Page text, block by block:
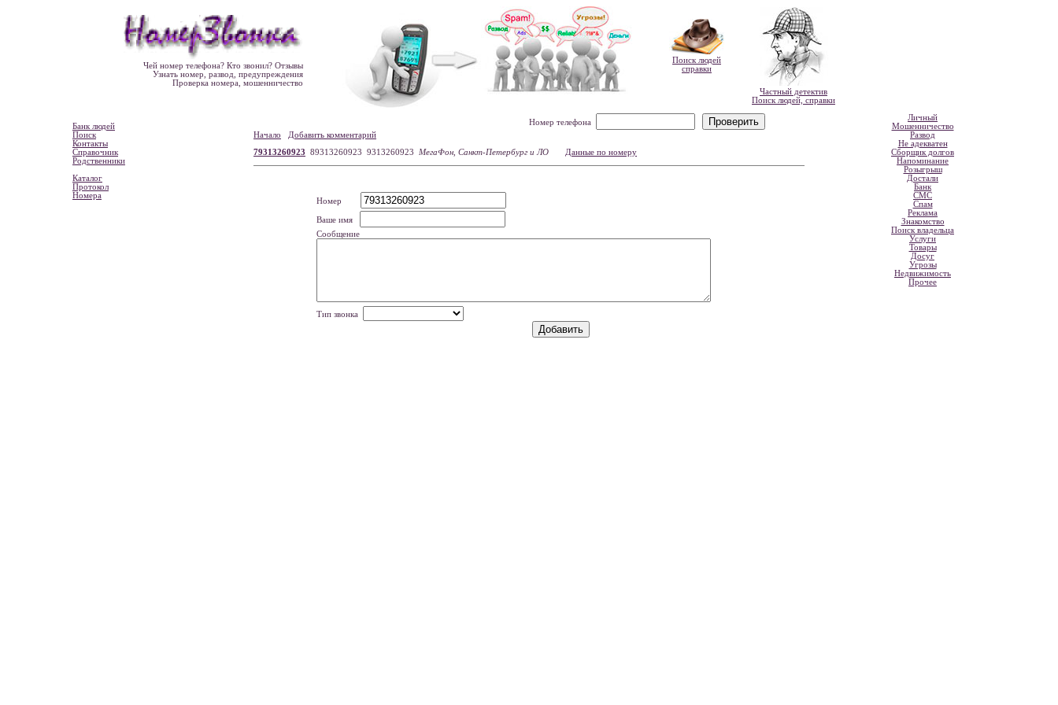
Чей номер телефона? Кто звонил? Отзывы
Узнать номер, развод, предупреждения
Проверка номера, мошенничество
Поиск людей
справки
Частный детектив
Поиск людей, справки
Банк людей
Поиск
Контакты
Справочник
Родственники
Каталог
Протокол
Номера
Номер телефона
Начало
Добавить комментарий
79313260923 89313260923 9313260923 МегаФон, Санкт-Петербург и ЛО Данные по номеру
Номер
Ваше имя
Сообщение
Тип звонка
Личный
Мошенничество
Развод
Не адекватен
Сборщик долгов
Напоминание
Розыгрыш
Достали
Банк
СМС
Спам
Реклама
Знакомство
Поиск владельца
Услуги
Товары
Досуг
Угрозы
Недвижимость
Прочее